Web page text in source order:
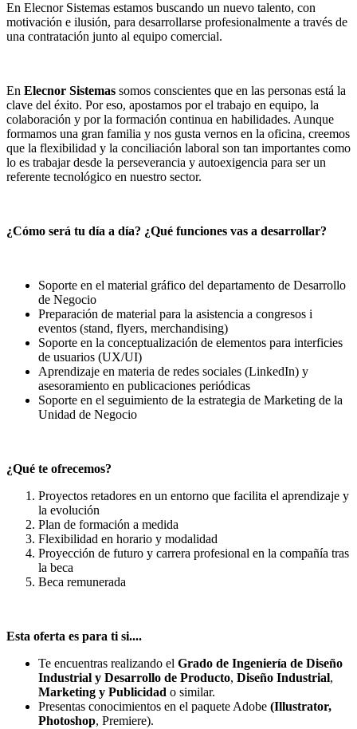
En Elecnor Sistemas estamos buscando un nuevo talento, con
motivación e ilusión, para desarrollarse profesionalmente a través de
una contratación junto al equipo comercial.
En Elecnor Sistemas somos conscientes que en las personas está la
clave del éxito. Por eso, apostamos por el trabajo en equipo, la
colaboración y por la formación continua en habilidades. Aunque
formamos una gran familia y nos gusta vernos en la oficina, creemos
que la flexibilidad y la conciliación laboral son tan importantes como
lo es trabajar desde la perseverancia y autoexigencia para ser un
referente tecnológico en nuestro sector.
¿Cómo será tu día a día? ¿Qué funciones vas a desarrollar?
Soporte en el material gráfico del departamento de Desarrollo
de Negocio
Preparación de material para la asistencia a congresos i
eventos (stand, flyers, merchandising)
Soporte en la conceptualización de elementos para interficies
de usuarios (UX/UI)
Aprendizaje en materia de redes sociales (LinkedIn) y
asesoramiento en publicaciones periódicas
Soporte en el seguimiento de la estrategia de Marketing de la
Unidad de Negocio
¿Qué te ofrecemos?
Proyectos retadores en un entorno que facilita el aprendizaje y
la evolución
Plan de formación a medida
Flexibilidad en horario y modalidad
Proyección de futuro y carrera profesional en la compañía tras
la beca
Beca remunerada
Esta oferta es para ti si....
Te encuentras realizando el Grado de Ingeniería de Diseño
Industrial y Desarrollo de Producto, Diseño Industrial,
Marketing y Publicidad o similar.
Presentas conocimientos en el paquete Adobe (Illustrator,
Photoshop, Premiere).